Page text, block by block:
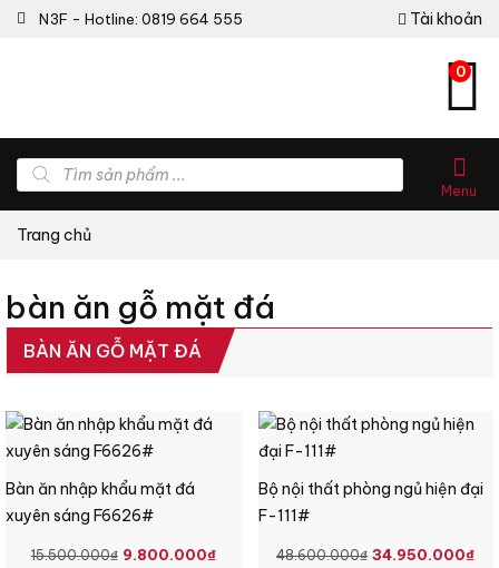
N3F - Hotline: 0819 664 555 Tài khoản
0
Tìm
kiếm
sản
phẩm
Menu
Trang chủ
bàn ăn gỗ mặt đá
BÀN ĂN GỖ MẶT ĐÁ
Bàn ăn nhập khẩu mặt đá
xuyên sáng F6626#
15.500.000₫ GIÁ
9.800.000₫GIÁ
Bộ nội thất phòng ngủ hiện đại
F-111#
48.600.000₫ GIÁ
34.950.000₫